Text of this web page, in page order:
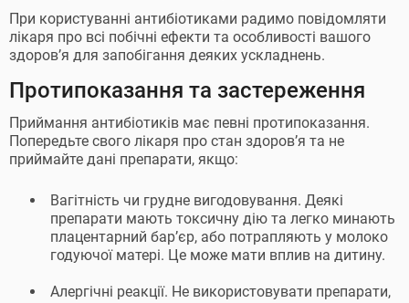
При користуванні антибіотиками радимо повідомляти
лікаря про всі побічні ефекти та особливості вашого
здоровʼя для запобігання деяких ускладнень.
Протипоказання та застереження
Приймання антибіотиків має певні протипоказання.
Попередьте свого лікаря про стан здоровʼя та не
приймайте дані препарати, якщо:
Вагітність чи грудне вигодовування. Деякі
препарати мають токсичну дію та легко минають
плацентарний барʼєр, або потрапляють у молоко
годуючої матері. Це може мати вплив на дитину.
Алергічні реакції. Не використовувати препарати,